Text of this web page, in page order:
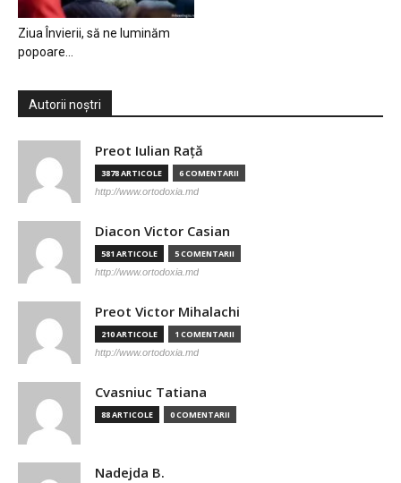
Ziua Învierii, să ne luminăm
popoare…
Autorii noștri
Preot Iulian Raţă
3878 ARTICOLE 6 COMENTARII
http://www.ortodoxia.md
Diacon Victor Casian
581 ARTICOLE 5 COMENTARII
http://www.ortodoxia.md
Preot Victor Mihalachi
210 ARTICOLE 1 COMENTARII
http://www.ortodoxia.md
Cvasniuc Tatiana
88 ARTICOLE 0 COMENTARII
Nadejda B.